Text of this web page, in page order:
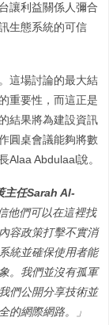
讓利益關係人彌合
生態系統的可信
這場討論的最大結
重要性，而這正是
結果將為建設資訊
圓桌會議能夠將數
Alaa Abdulaal說。
主任Sarah Al-
他們可以在這裡找
容政策打擊不實消
統並確保使用者能
。我們並沒有孤軍
們公開分享技術並
的網際網路。」